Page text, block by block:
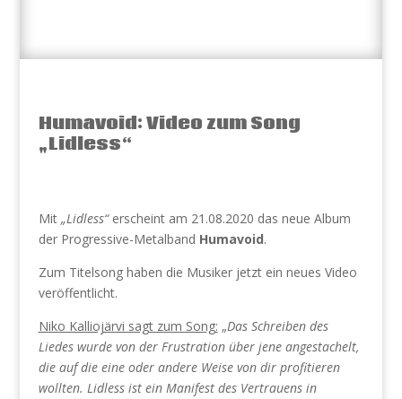
Humavoid: Video zum Song
„Lidless“
Mit „Lidless“erscheint am 21.08.2020 das neue Album
der Progressive-Metalband Humavoid.
Zum Titelsong haben die Musiker jetzt ein neues Video
veröffentlicht.
Niko Kalliojärvi sagt zum Song: „Das Schreiben des
Liedes wurde von der Frustration über jene angestachelt,
die auf die eine oder andere Weise von dir profitieren
wollten. Lidless ist ein Manifest des Vertrauens in